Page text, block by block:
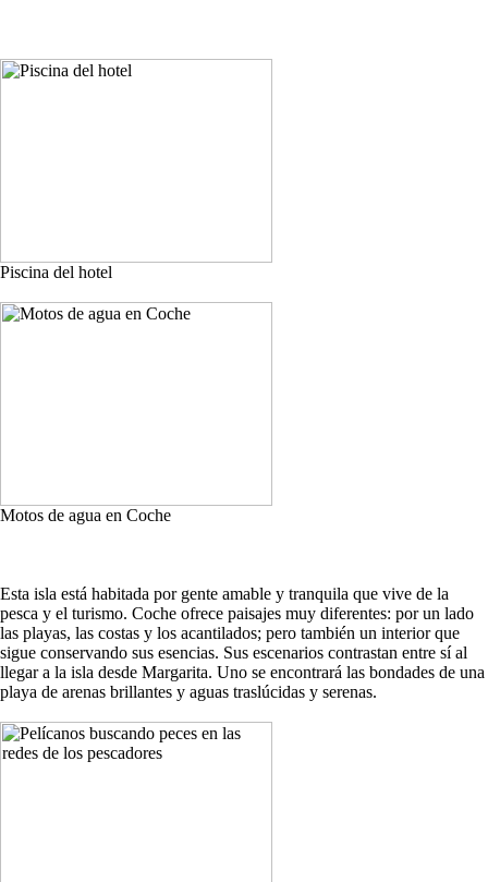
Piscina del hotel
Motos de agua en Coche
Esta isla está habitada por gente amable y tranquila que vive de la
pesca y el turismo. Coche ofrece paisajes muy diferentes: por un lado
las playas, las costas y los acantilados; pero también un interior que
sigue conservando sus esencias. Sus escenarios contrastan entre sí al
llegar a la isla desde Margarita. Uno se encontrará las bondades de una
playa de arenas brillantes y aguas traslúcidas y serenas.